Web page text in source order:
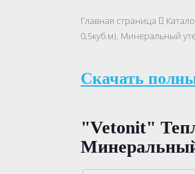
Главная страница
0,5куб.м). Минеральный
Скачать
"Vetonit"
Минеральный